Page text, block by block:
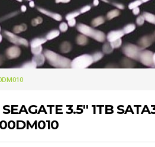
3.5'' 1TB